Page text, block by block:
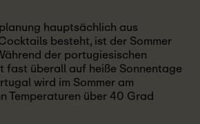
hauptsächlich aus
besteht, ist der Sommer
der portugiesischen
fast überall auf heiße Sonnentage
wird im Sommer am
Temperaturen über 40 Grad